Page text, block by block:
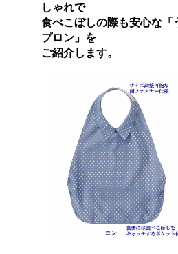
しゃれで
食べこぼしの際も安心な「
プロン」を
ご紹介します。